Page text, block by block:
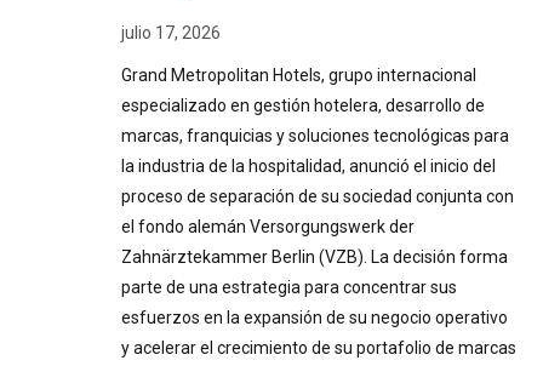
julio 17, 2026
Grand Metropolitan Hotels, grupo internacional
especializado en gestión hotelera, desarrollo de
marcas, franquicias y soluciones tecnológicas para
la industria de la hospitalidad, anunció el inicio del
proceso de separación de su sociedad conjunta con
el fondo alemán Versorgungswerk der
Zahnärztekammer Berlin (VZB). La decisión forma
parte de una estrategia para concentrar sus
esfuerzos en la expansión de su negocio operativo
y acelerar el crecimiento de su portafolio de marcas